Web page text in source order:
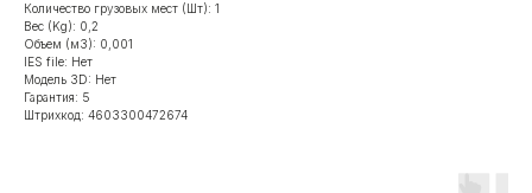
Количество грузовых мест (Шт): 1
Вес (Kg): 0,2
Объем (м3): 0,001
IES file: Нет
Модель 3D: Нет
Гарантия: 5
Штрихкод: 4603300472674